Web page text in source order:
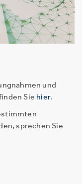
und
Sie hier.
sprechen Sie